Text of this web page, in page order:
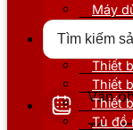
Văn
Máy
Thiết
Thiết
Thiết
Thiết
Tủ đồ